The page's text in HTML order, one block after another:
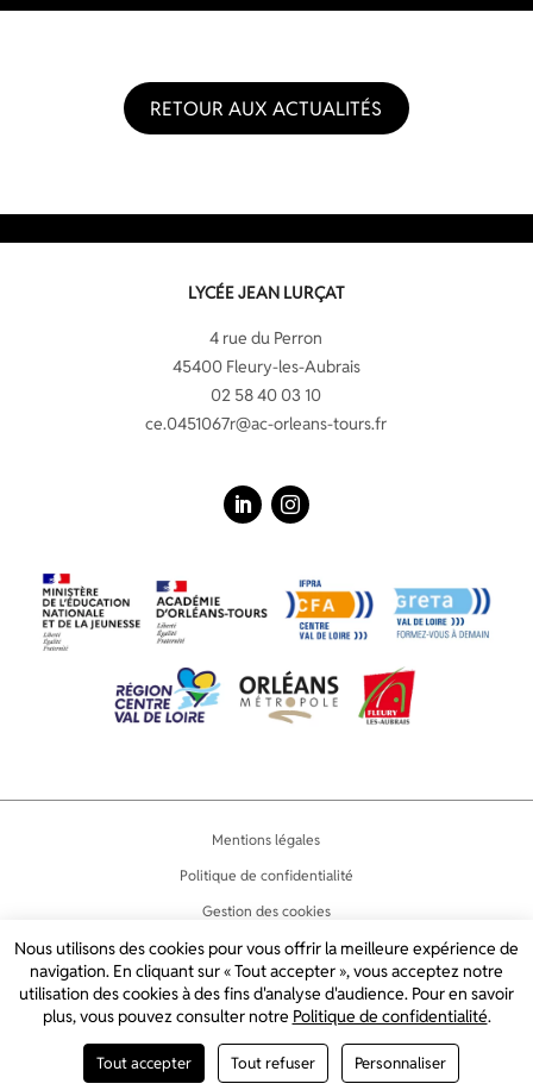
RETOUR AUX ACTUALITÉS
LYCÉE JEAN LURÇAT
4 rue du Perron
45400 Fleury-les-Aubrais
02 58 40 03 10
ce.0451067r@ac-orleans-tours.fr
2024 © LYCÉE JEAN LURÇAT
Mentions légales
Politique de confidentialité
Gestion des cookies
Accessibilité
Plan du site
CRÉATION DE SITE INTERNET PAR
Nous utilisons des cookies pour vous offrir la meilleure expérience de
navigation. En cliquant sur « Tout accepter », vous acceptez notre
utilisation des cookies à des fins d'analyse d'audience. Pour en savoir
plus, vous pouvez consulter notre Politique de confidentialité.
Tout accepter Tout refuser Personnaliser